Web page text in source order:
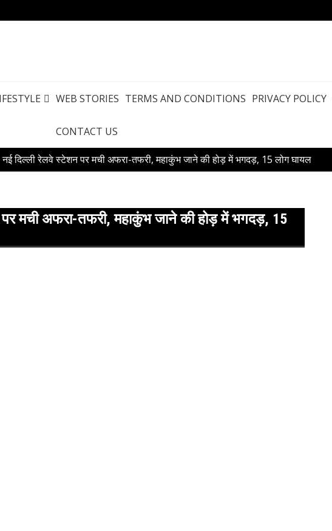
WEB STORIES TERMS AND CONDITIONS PRIVACY POLICY
CONTACT US
नई दिल्ली रेलवे स्टेशन पर मची अफरा-तफरी, महाकुंभ जाने की होड़ में भगदड़, 15 लोग घायल
मची अफरा-तफरी, महाकुंभ जाने की होड़ में भगदड़, 15